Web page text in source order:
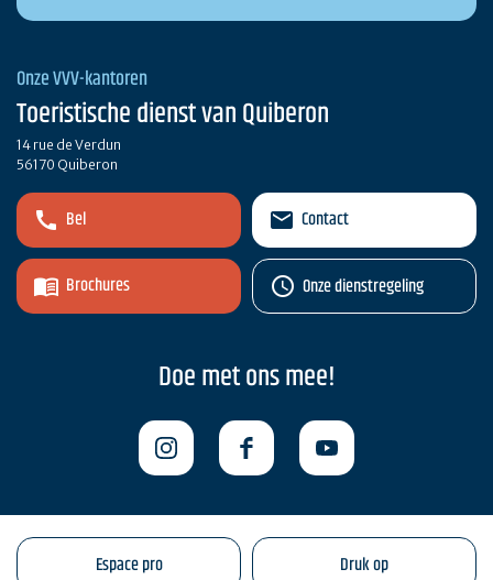
Onze VVV-kantoren
Toeristische dienst van Quiberon
14 rue de Verdun
56170 Quiberon
Bel
Brochures
Contact
Onze dienstregeling
Doe met ons mee!
Espace pro Druk op